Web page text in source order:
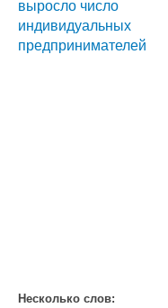
выросло число
индивидуальных
предпринимателей
Несколько слов: